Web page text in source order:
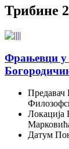
Трибине
Фрањевци у
Предавач
Локација
Датум